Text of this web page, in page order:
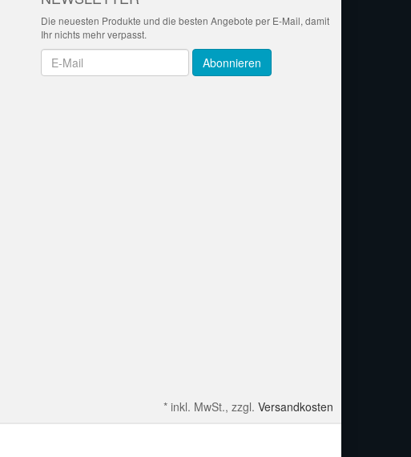
Die neuesten Produkte und die besten Angebote per E-Mail, damit
Ihr nichts mehr verpasst.
Newsletter Abonnieren
* inkl. MwSt., zzgl. Versandkosten